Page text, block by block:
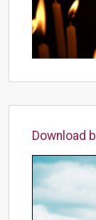
Download